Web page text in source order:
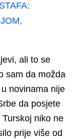
ali to se
sam da možda
novinama nije
da posjete
niko ne
prije više od